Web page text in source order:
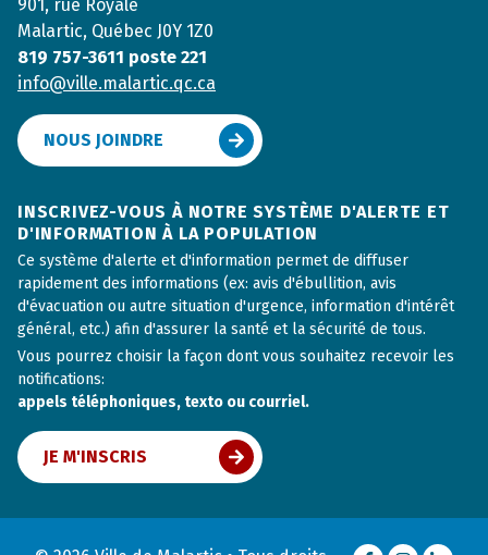
901, rue Royale
Malartic, Québec J0Y 1Z0
819 757-3611 poste 221
info@ville.malartic.qc.ca
NOUS JOINDRE
INSCRIVEZ-VOUS À NOTRE SYSTÈME D'ALERTE ET
D'INFORMATION À LA POPULATION
Ce système d'alerte et d'information permet de diffuser
rapidement des informations (ex: avis d'ébullition, avis
d'évacuation ou autre situation d'urgence, information d'intérêt
général, etc.) afin d'assurer la santé et la sécurité de tous.
Vous pourrez choisir la façon dont vous souhaitez recevoir les
notifications:
appels téléphoniques, texto ou courriel.
JE M'INSCRIS